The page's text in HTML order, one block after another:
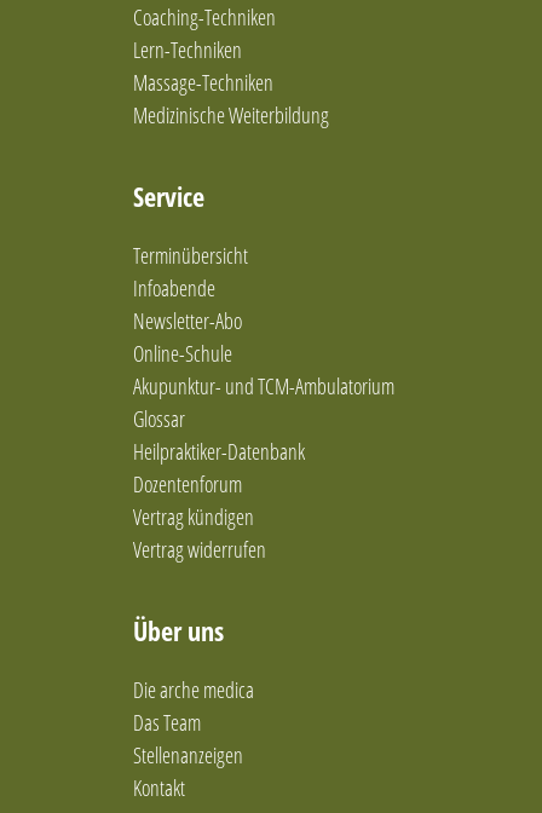
Coaching-Techniken
Lern-Techniken
Massage-Techniken
Medizinische Weiterbildung
Service
Terminübersicht
Infoabende
Newsletter-Abo
Online-Schule
Akupunktur- und TCM-Ambulatorium
Glossar
Heilpraktiker-Datenbank
Dozentenforum
Vertrag kündigen
Vertrag widerrufen
Über uns
Die arche medica
Das Team
Stellenanzeigen
Kontakt